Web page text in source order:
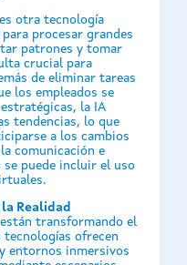
otra tecnología
procesar grandes
patrones y tomar
crucial para
de eliminar tareas
los empleados se
la IA
tendencias, lo que
a los cambios
comunicación e
puede incluir el uso
Realidad
transformando el
ofrecen
entornos inmersivos